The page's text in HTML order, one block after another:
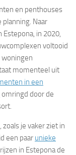
en penthouses
planning. Naar
in 2020,
voltooid
momenteel uit
in een
omringd door de
je vaker ziet in
een paar unieke
in Estepona de